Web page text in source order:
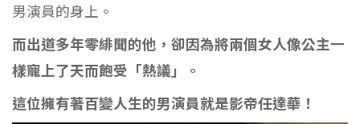
男演員的身上。
而出道多年零緋聞的他，卻因為將兩個女人像公主一
樣寵上了天而飽受「熱議」。
這位擁有著百變人生的男演員就是影帝任達華！